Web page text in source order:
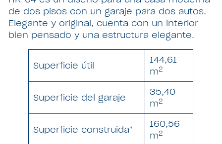
de dos pisos con un garaje para dos autos.
Elegante y original, cuenta con un interior
bien pensado y una estructura elegante.
Superficie útil
144,61
m2
Superficie del garaje
35,40
m2
Superficie construida*
160,56
m2